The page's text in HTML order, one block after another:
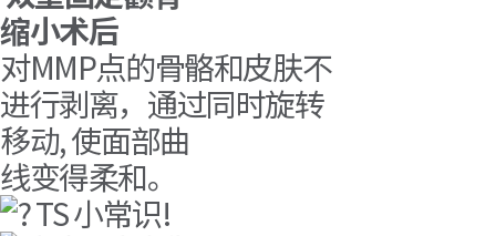
缩小术后
对MMP点的骨骼和皮肤不
进行剥离，通过同时旋转
移动, 使面部曲
线变得柔和。
TS 小常识!